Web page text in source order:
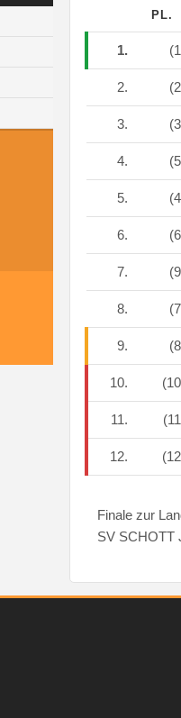
PL.
1.
2.
3.
4.
5.
6.
7.
8.
9.
10.
11.
12.
Finale zur
SV SCHOTT